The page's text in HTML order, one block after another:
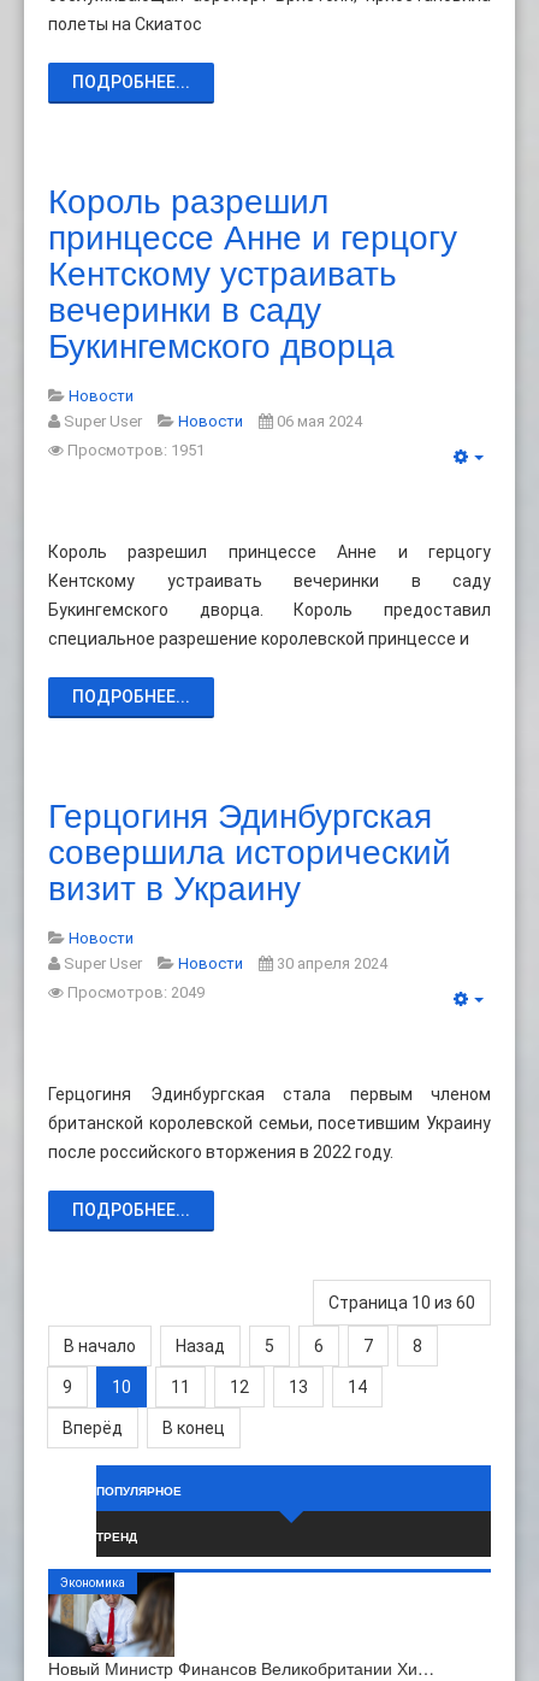
полеты на Скиатос
ПОДРОБНЕЕ...
Король разрешил
принцессе Анне и герцогу
Кентскому устраивать
вечеринки в саду
Букингемского дворца
Новости
Super User
Новости
06 мая 2024
Просмотров: 1951
Король разрешил принцессе Анне и герцогу
Кентскому устраивать вечеринки в саду
Букингемского дворца. Король предоставил
специальное разрешение королевской принцессе и
ПОДРОБНЕЕ...
Герцогиня Эдинбургская
совершила исторический
визит в Украину
Новости
Super User
Новости
30 апреля 2024
Просмотров: 2049
Герцогиня Эдинбургская стала первым членом
британской королевской семьи, посетившим Украину
после российского вторжения в 2022 году.
ПОДРОБНЕЕ...
Страница 10 из 60
В начало Назад 5 6 7 8
9 10 11 12 13 14
Вперёд В конец
ПОПУЛЯРНОЕ
ТРЕНД
Новый Министр Финансов Великобритании Хи…
Экономика